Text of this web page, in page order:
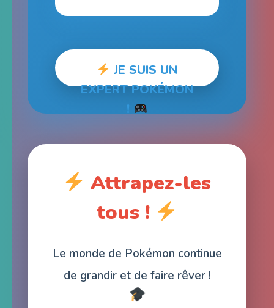
JE SUIS UN
EXPERT POKÉMON
!
Attrapez-les
tous !
Le monde de Pokémon continue
de grandir et de faire rêver !